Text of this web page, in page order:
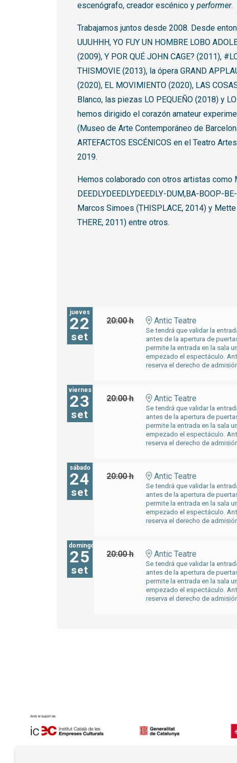
escenógrafo, creador escénico y performer.
Trabajamos juntos desde 2008. Desde
UUUHHH, YO FUY UN HOMBRE LOBO
(2009), Y POR QUÉ JOHN CAGE? (2011),
THISMOVIE (2013), la ópera GRAND
(2020), EL MOVIMIENTO (2020), LAS
Blanco, las piezas LO PEQUEÑO (2018) y
hemos dirigido el corazón amateur
(Museo de Arte Contemporáneo de
ARTEFACTOS ESCÉNICOS en el Teatro
2019.
Hemos colaborado con otros artistas como
DEEDLYDEEDLYDEEDLY-DUM,BA-BOOP-
Marcos Simoes (THISPLACE, 2014) y
THERE, 2011) entre otros.
jueves
22
set
20:00 h Antic Teatre
Se tendrá que validar la
antes de la apertura de
permite la entrada en la sala
empezado el espectáculo.
reserva el derecho de
viernes
23
set
20:00 h Antic Teatre
Se tendrá que validar la
antes de la apertura de
permite la entrada en la sala
empezado el espectáculo.
reserva el derecho de
sábado
24
set
20:00 h Antic Teatre
Se tendrá que validar la
antes de la apertura de
permite la entrada en la sala
empezado el espectáculo.
reserva el derecho de
domingo
25
set
20:00 h Antic Teatre
Se tendrá que validar la
antes de la apertura de
permite la entrada en la sala
empezado el espectáculo.
reserva el derecho de